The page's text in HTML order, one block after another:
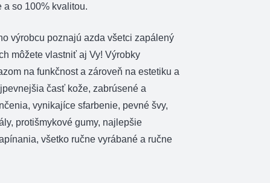
a so 100% kvalitou.
výrobcu poznajú azda všetci zapálený
môžete vlastniť aj Vy! Výrobky
na funkčnost a zároveň na estetiku a
časť kože, zabrúsené a
vynikajíce sfarbenie, pevné švy,
protišmykové gumy, najlepšie
všetko ručne vyrábané a ručne